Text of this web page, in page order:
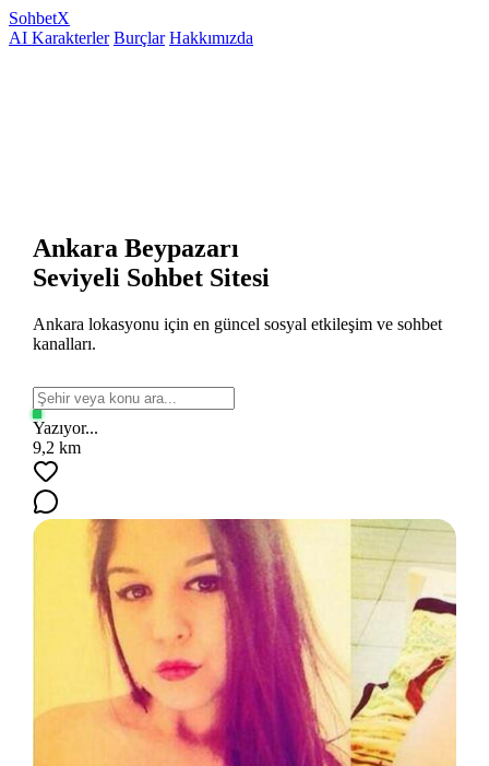
SohbetX
AI Karakterler Burçlar Hakkımızda
Ankara Beypazarı
Seviyeli Sohbet Sitesi
Ankara lokasyonu için en güncel sosyal etkileşim ve sohbet
kanalları.
Yazıyor...
9,2 km